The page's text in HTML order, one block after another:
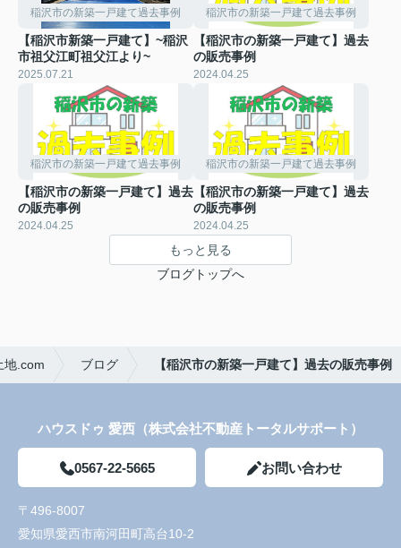
稲沢市の新築一戸建て過去事例
【稲沢市新築一戸建て】~稲沢
市祖父江町祖父江より~
2025.07.21
稲沢市の新築一戸建て過去事例
【稲沢市の新築一戸建て】過去
の販売事例
2024.04.25
稲沢市の新築一戸建て過去事例
【稲沢市の新築一戸建て】過去
の販売事例
2024.04.25
稲沢市の新築一戸建て過去事例
【稲沢市の新築一戸建て】過去
の販売事例
2024.04.25
もっと見る
ブログトップへ
地.com ブログ 【稲沢市の新築一戸建て】過去の販売事例
ハウスドゥ 愛西（株式会社不動産トータルサポート）
0567-22-5665 お問い合わせ
〒496-8007
愛知県愛西市南河田町高台10-2